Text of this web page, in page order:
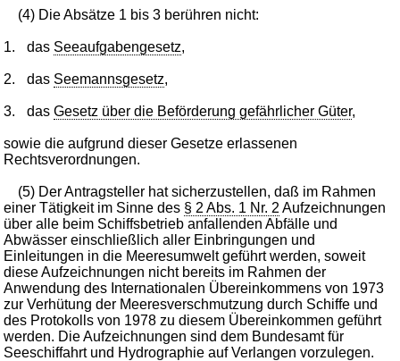
(4) Die Absätze 1 bis 3 berühren nicht:
1. das Seeaufgabengesetz,
2. das Seemannsgesetz,
3. dasGesetz über die Beförderung gefährlicher Güter,
sowie die aufgrund dieser Gesetze erlassenen
Rechtsverordnungen.
(5) Der Antragsteller hat sicherzustellen, daß im Rahmen
einer Tätigkeit im Sinne des § 2 Abs. 1 Nr. 2 Aufzeichnungen
über alle beim Schiffsbetrieb anfallenden Abfälle und
Abwässer einschließlich aller Einbringungen und
Einleitungen in die Meeresumwelt geführt werden, soweit
diese Aufzeichnungen nicht bereits im Rahmen der
Anwendung des Internationalen Übereinkommens von 1973
zur Verhütung der Meeresverschmutzung durch Schiffe und
des Protokolls von 1978 zu diesem Übereinkommen geführt
werden. Die Aufzeichnungen sind dem Bundesamt für
Seeschiffahrt und Hydrographie auf Verlangen vorzulegen.